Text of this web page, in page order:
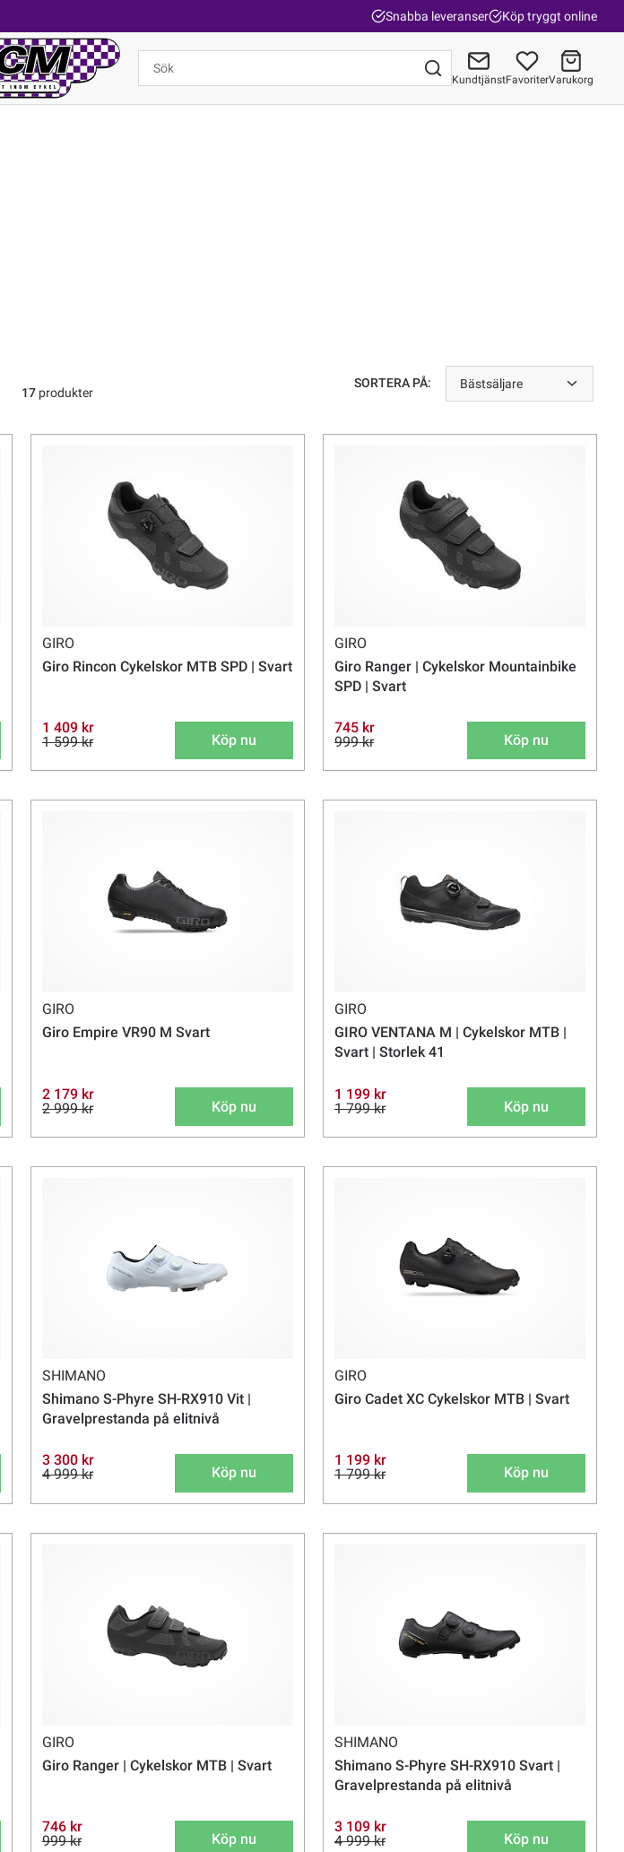
Snabba leveranser Köp tryggt online
KundtjänstFavoriterVarukorg
SORTERA PÅ: Bästsäljare
17produkter
GIRO
Giro Rincon Cykelskor MTB SPD | Svart
1 409 kr
1 599 kr
Köp nu
GIRO
Giro Ranger | Cykelskor Mountainbike
SPD | Svart
745 kr
999 kr
Köp nu
GIRO
Giro Empire VR90 M Svart
2 179 kr
2 999 kr
Köp nu
GIRO
GIRO VENTANA M | Cykelskor MTB |
Svart | Storlek 41
1 199 kr
1 799 kr
Köp nu
SHIMANO
Shimano S-Phyre SH-RX910 Vit |
Gravelprestanda på elitnivå
3 300 kr
4 999 kr
Köp nu
GIRO
Giro Cadet XC Cykelskor MTB | Svart
1 199 kr
1 799 kr
Köp nu
GIRO
Giro Ranger | Cykelskor MTB | Svart
746 kr
999 kr
Köp nu
SHIMANO
Shimano S-Phyre SH-RX910 Svart |
Gravelprestanda på elitnivå
3 109 kr
4 999 kr
Köp nu